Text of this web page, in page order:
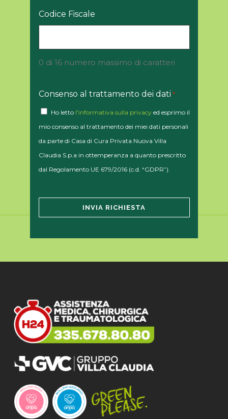
Codice Fiscale
0 di 16 numero massimo di caratteri
Consenso al trattamento dei dati *
Ho letto l'informativa sulla privacyed esprimo il
mio consenso al trattamento dei miei dati personali
da parte di Casa di Cura Privata Nuova Villa
Claudia S.p.a in ottemperanza a quanto prescritto
dal Regolamento UE 679/2016 (c.d. “GDPR”).